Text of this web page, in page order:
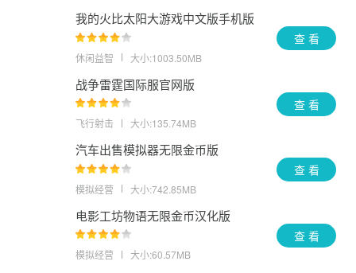
我的火比太阳大游戏中文版手机版
休闲益智 大小:1003.50MB
查 看
战争雷霆国际服官网版
飞行射击 大小:135.74MB
查 看
汽车出售模拟器无限金币版
模拟经营 大小:742.85MB
查 看
电影工坊物语无限金币汉化版
模拟经营 大小:60.57MB
查 看